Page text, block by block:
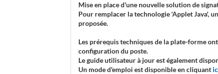
Mise en place d'une nouvelle solution de
Pour remplacer la technologie 'Applet Java',
proposée.
Les prérequis techniques de la plate-forme
configuration du poste.
Le guide utilisateur à jour est également
Un mode d'emploi est disponible en cliquant